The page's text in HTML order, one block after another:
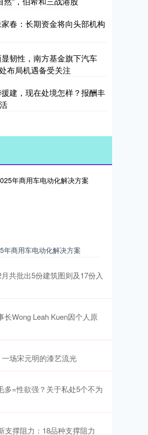
春：长期资金将向头部机构
韧性，南方基金旗下汽车
布局机遇备受关注
建，现在处境怎样？报酬丰
年商用车电动化解决方案
共批出5份建筑图则及17份入
长Wong Leah Kuen因个人原
一场宋元明的漆艺流光
多=性欲强？关于私处5个不为
支撑阻力：18品种支撑阻力